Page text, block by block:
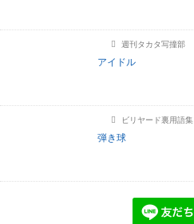
週刊タカタ写撞部
アイドル
ビリヤード裏用語集
弾き球